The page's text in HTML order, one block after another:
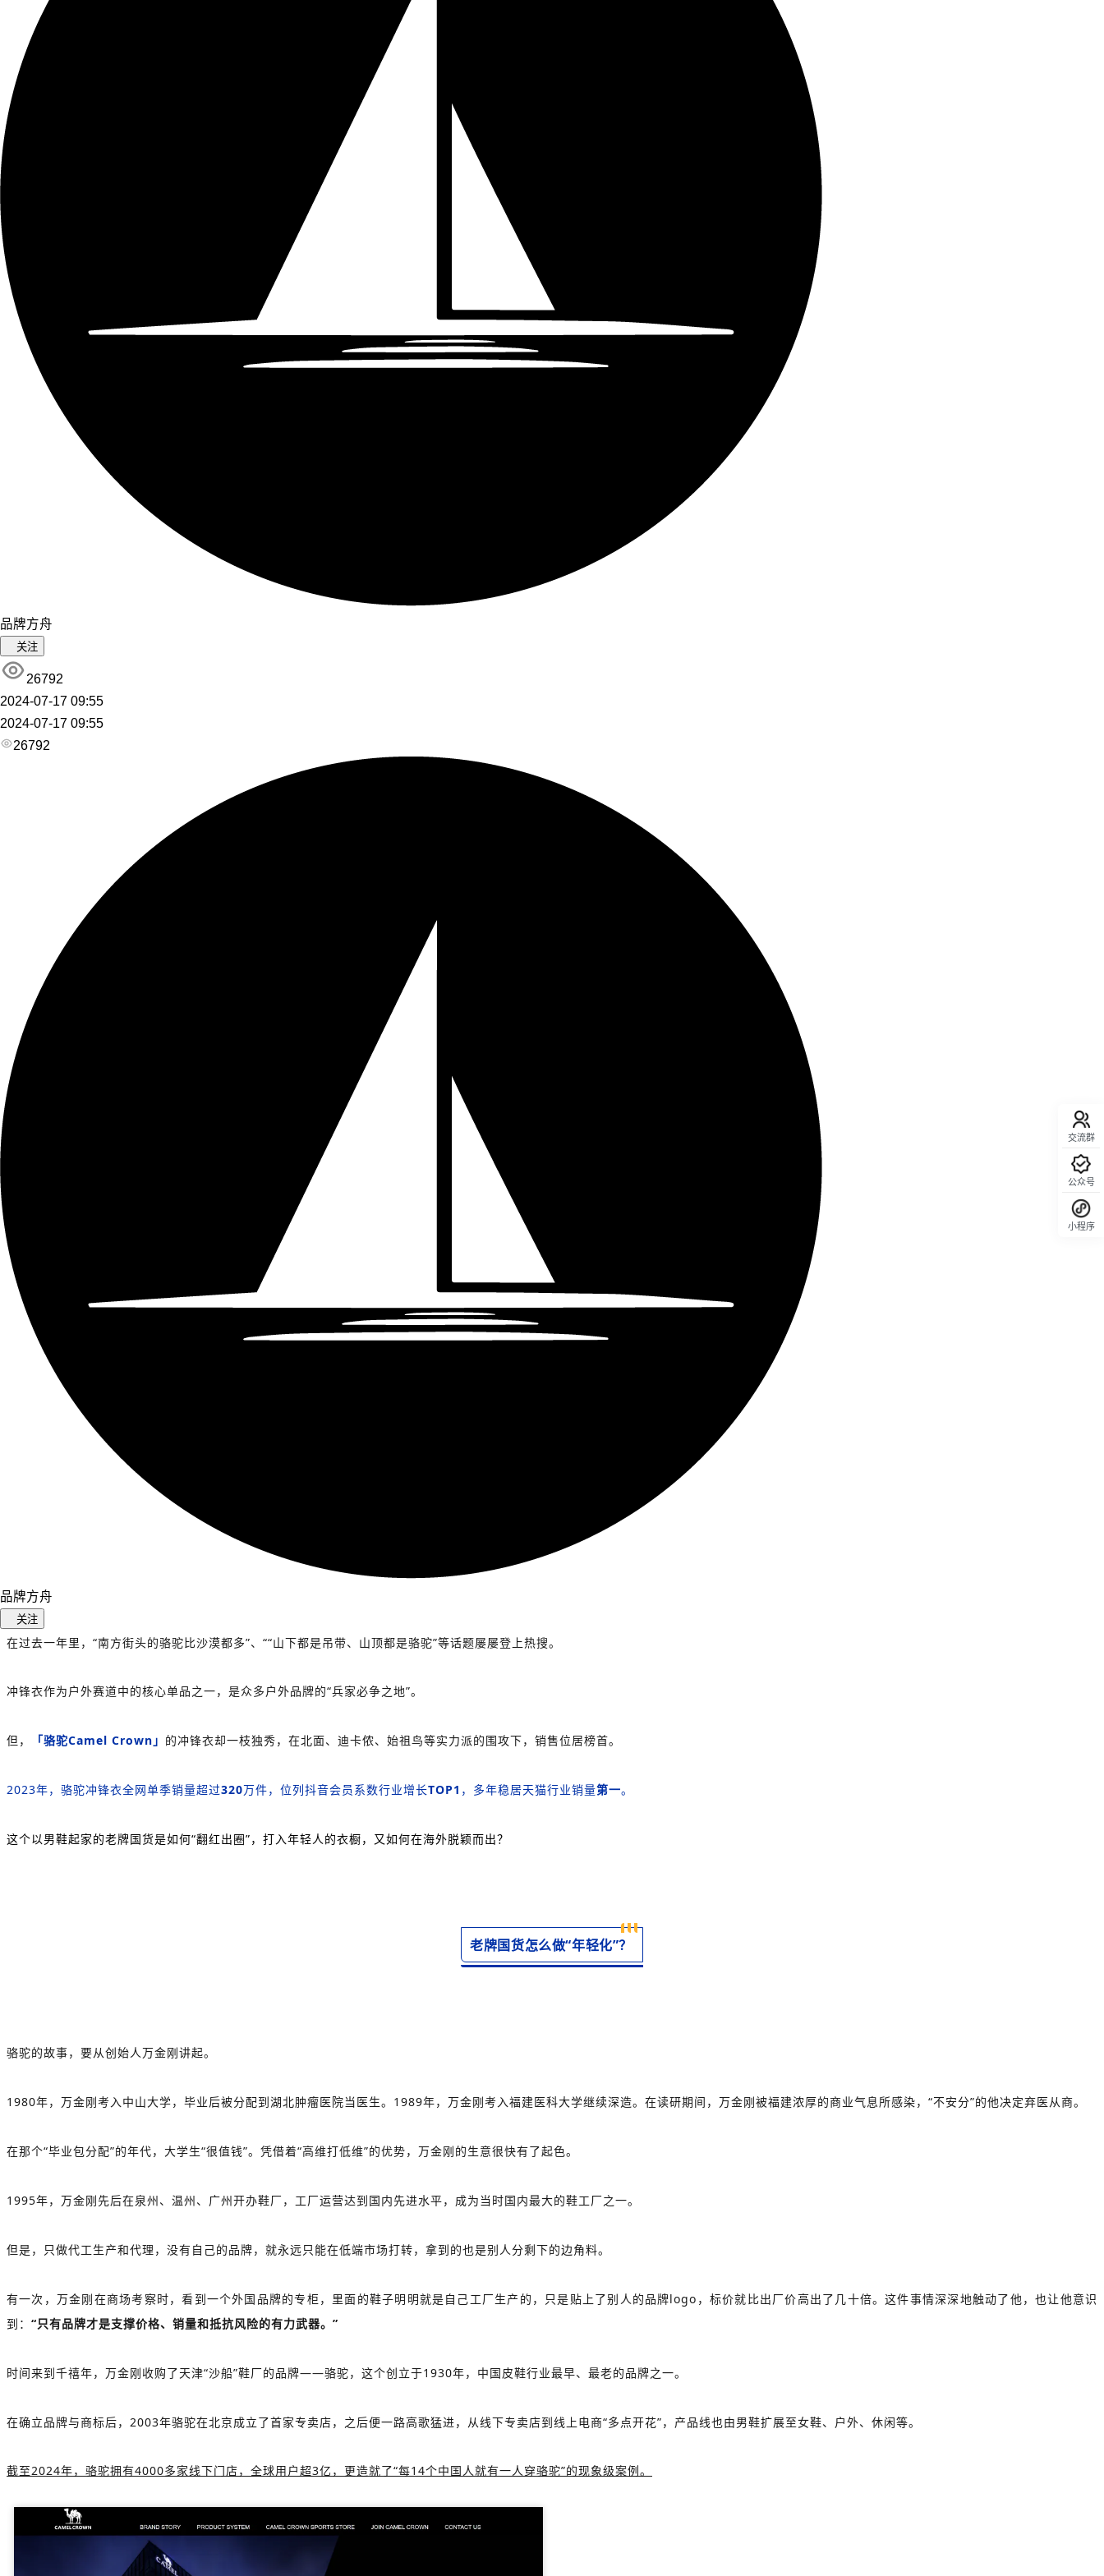
品牌方舟
关注
26792
2024-07-17 09:55
2024-07-17 09:55
26792
品牌方舟
关注
在过去一年里， “南方街头的骆驼比沙漠都多”、““山下都是吊带、山顶都是骆驼”等话题屡屡登上热搜。
冲锋衣作为户外赛道中的核心单品之一，是众多户外品牌的“兵家必争之地”。
但， 「骆驼Camel Crown」 的冲锋衣却一枝独秀，在北面、迪卡侬、始祖鸟等实力派的围攻下，销售位居榜首。
2023年，骆驼冲锋衣全网单季销量超过320万件，位列抖音会员系数行业增长TOP1 ，多年稳居天猫行业销量第一。
这个以男鞋起家的老牌国货是如何“翻红出圈”，打入年轻人的衣橱，又如何在海外脱颖而出？
老牌国货怎么做“年轻化”？
骆驼的故事，要从创始人万金刚讲起。
1980年，万金刚考入中山大学，毕业后被分配到湖北肿瘤医院当医生。1989年，万金刚考入福建医科大学继续深造。在读研期间，万金刚被福建浓厚的商业气息所感染，“不安分”的他决定弃医从商。
在那个“毕业包分配”的年代，大学生“很值钱”。凭借着“高维打低维”的优势，万金刚的生意很快有了起色。
1995年，万金刚先后在泉州、温州、广州开办鞋厂，工厂运营达到国内先进水平，成为当时国内最大的鞋工厂之一。
但是，只做代工生产和代理，没有自己的品牌，就永远只能在低端市场打转，拿到的也是别人分剩下的边角料。
有一次，万金刚在商场考察时，看到一个外国品牌的专柜，里面的鞋子明明就是自己工厂生产的，只是贴上了别人的品牌logo，标价就比出厂价高出了几十倍。这件事情深深地触动了他，也让他意识
到： “只有品牌才是支撑价格、销量和抵抗风险的有力武器。”
时间来到千禧年，万金刚收购了天津“沙船”鞋厂的品牌——骆驼，这个创立于1930年，中国皮鞋行业最早、最老的品牌之一。
在确立品牌与商标后，2003年骆驼在北京成立了首家专卖店，之后便一路高歌猛进，从线下专卖店到线上电商“多点开花”，产品线也由男鞋扩展至女鞋、户外、休闲等。
截至2024年，骆驼拥有4000多家线下门店，全球用户超3亿，更造就了“每14个中国人就有一人穿骆驼”的现象级案例。
交流群
公众号
小程序